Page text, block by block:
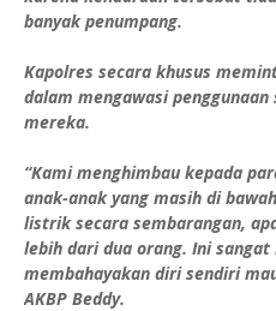
banyak penumpang.
Kapolres secara khusus
dalam mengawasi
mereka.
“Kami menghimbau kepada
anak-anak yang masih di
listrik secara sembarangan,
lebih dari dua orang. Ini sangat
membahayakan diri sendiri
AKBP Beddy.